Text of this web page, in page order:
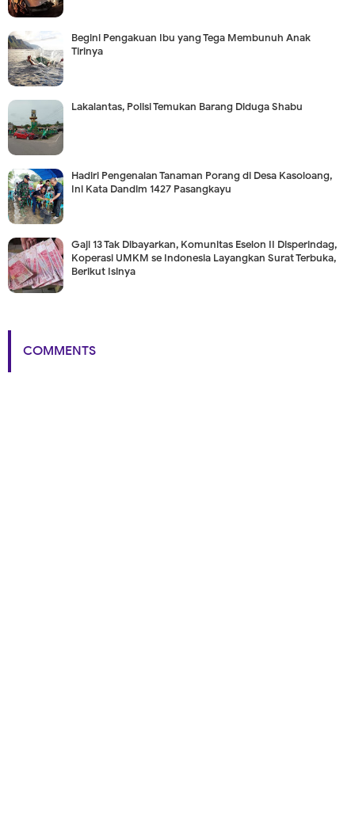
Begini Pengakuan Ibu yang Tega Membunuh Anak
Tirinya
Lakalantas, Polisi Temukan Barang Diduga Shabu
Hadiri Pengenalan Tanaman Porang di Desa Kasoloang,
Ini Kata Dandim 1427 Pasangkayu
Gaji 13 Tak Dibayarkan, Komunitas Eselon II Disperindag,
Koperasi UMKM se Indonesia Layangkan Surat Terbuka,
Berikut Isinya
COMMENTS